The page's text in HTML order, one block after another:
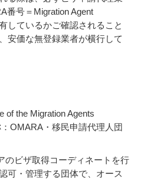
番号＝Migration Agent
しているかご確認されること
安価な無登録業者が横行して
of the Migration Agents
OMARA・移民申請代理人団
のビザ取得コーディネートを行
可・管理する団体で、オース